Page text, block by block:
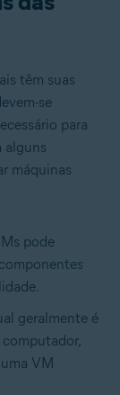
têm suas
se
para
alguns
máquinas
pode
geralmente é
VM